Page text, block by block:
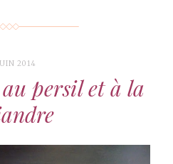
2014
persil et à la